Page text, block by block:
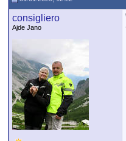
consigliero
Ajde Jano